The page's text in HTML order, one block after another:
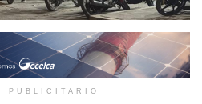
PUBLICITARIO